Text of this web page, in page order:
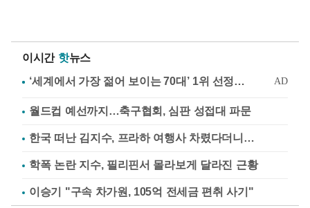
이시간 핫뉴스
월드컵 예선까지…축구협회, 심판 성접대 파문
한국 떠난 김지수, 프라하 여행사 차렸다더니…
학폭 논란 지수, 필리핀서 몰라보게 달라진 근황
이승기 "구속 차가원, 105억 전세금 편취 사기"